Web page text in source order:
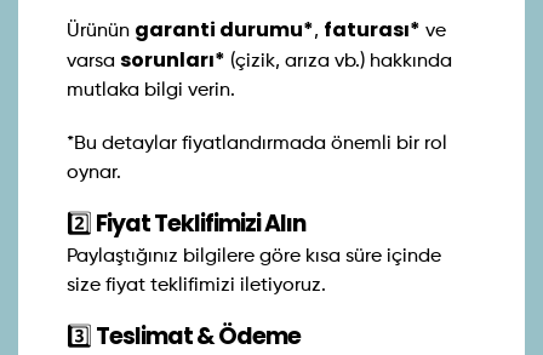
Ürünün garanti durumu*, faturası* ve
varsa sorunları* (çizik, arıza vb.) hakkında
mutlaka bilgi verin.
*Bu detaylar fiyatlandırmada önemli bir rol
oynar.
2️⃣ Fiyat Teklifimizi Alın
Paylaştığınız bilgilere göre kısa süre içinde
size fiyat teklifimizi iletiyoruz.
3️⃣ Teslimat & Ödeme